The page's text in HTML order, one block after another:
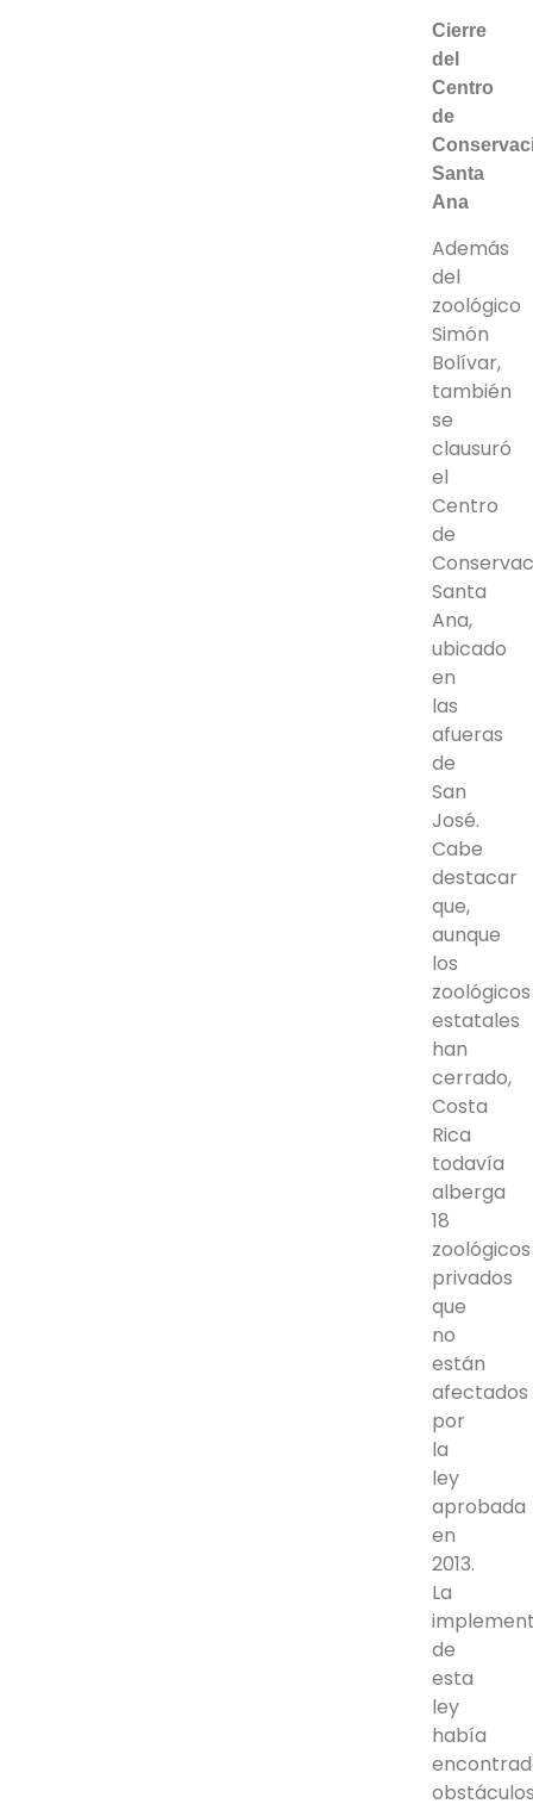
Cierre
del
Centro
de
Santa
Ana
Además
del
zoológico
Simón
Bolívar,
también
se
clausuró
el
Centro
de
Santa
Ana,
ubicado
en
las
afueras
de
San
José.
Cabe
destacar
que,
aunque
los
zoológicos
estatales
han
cerrado,
Costa
Rica
todavía
alberga
18
zoológicos
privados
que
no
están
afectados
por
la
ley
aprobada
en
2013.
La
de
esta
ley
había